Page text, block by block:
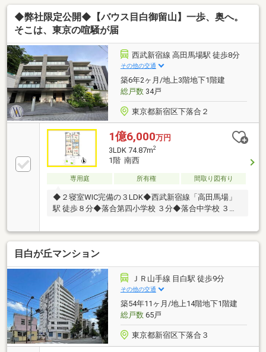
動も快適24時間営業「西友」徒歩6分帰宅途中の買い
物も便利な環境「新宿区立おとめ山公園」徒歩3分お
子さまも喜ぶ遊具や緑が豊かな公園です夏には家族で
お子さまを抱えての移動もスムーズ■かんたんネット
予約がお勧めです■(1) 【見学予約する】ボタンをタッ
プ(2) ご希望の見学日時・集合場所をクリックで
予約完了
◆弊社限定公開◆【バウス目白御留山】一歩、奥へ。
そこは、東京の喧騒が届
西武新宿線 高田馬場駅 徒歩8分
その他の交通
築6年2ヶ月/地上3階地下1階建
総戸数34戸
東京都新宿区下落合２
1億6,000万円
3LDK 74.87m2
1階 南西
専用庭 所有権 間取り図有り
◆２寝室WIC完備の３LDK◆西武新宿線「高田馬場」
駅 徒歩８分◆落合第四小学校 ３分◆落合中学校 ３分
ルメイトは【かかりつけの不動産屋】として 徹底的に
まで顧客主義を貫く事をお約束いたします ■都心エリ
アに特化した情報網を駆使し、最良の不動産をご提案
■住宅ローンシュミレーション無料相談会 毎日随時
開催中 ■ウォールメイトオリジナルの住宅購入・住替
え等について 分かりやすく解説したガイドブックをご
希望者様に【無料プレゼント】 ～弊社ホームページ～
https://wallmate.co.jp/～
目白が丘マンション
ＪＲ山手線 目白駅 徒歩9分
その他の交通
築54年11ヶ月/地上14階地下1階建
総戸数65戸
東京都新宿区下落合３